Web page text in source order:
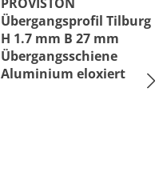
Übergangsprofil Tilburg
H 1.7 mm B 27 mm
Übergangsschiene
Aluminium eloxiert